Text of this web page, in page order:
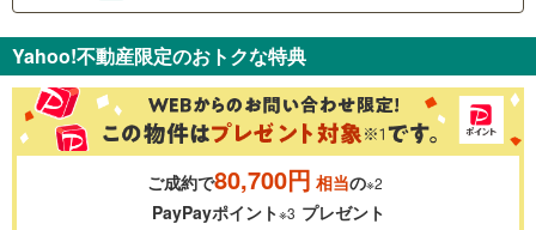
金利 ％
0.01%
Yahoo!不動産限定のおトクな特典
ご成約で80,700円 相当の※2
PayPayポイント※3 プレゼント